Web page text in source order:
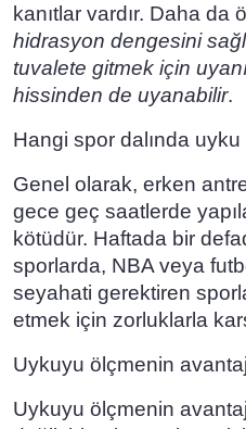
kanıtlar vardır. Daha da
hidrasyon dengesini
tuvalete gitmek için
hissinden de uyanabilir.
Hangi spor dalında
Genel olarak, erken
gece geç saatlerde
kötüdür. Haftada bir
sporlarda, NBA veya
seyahati gerektiren
etmek için zorluklarla
Uykuyu ölçmenin
Uykuyu ölçmenin